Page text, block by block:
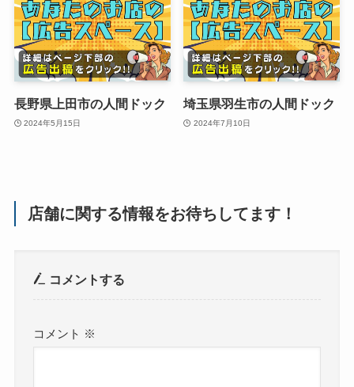
長野県上田市の人間ドック
2024年5月15日
埼玉県羽生市の人間ドック
2024年7月10日
店舗に関する情報をお待ちしてます！
コメントする
コメント ※